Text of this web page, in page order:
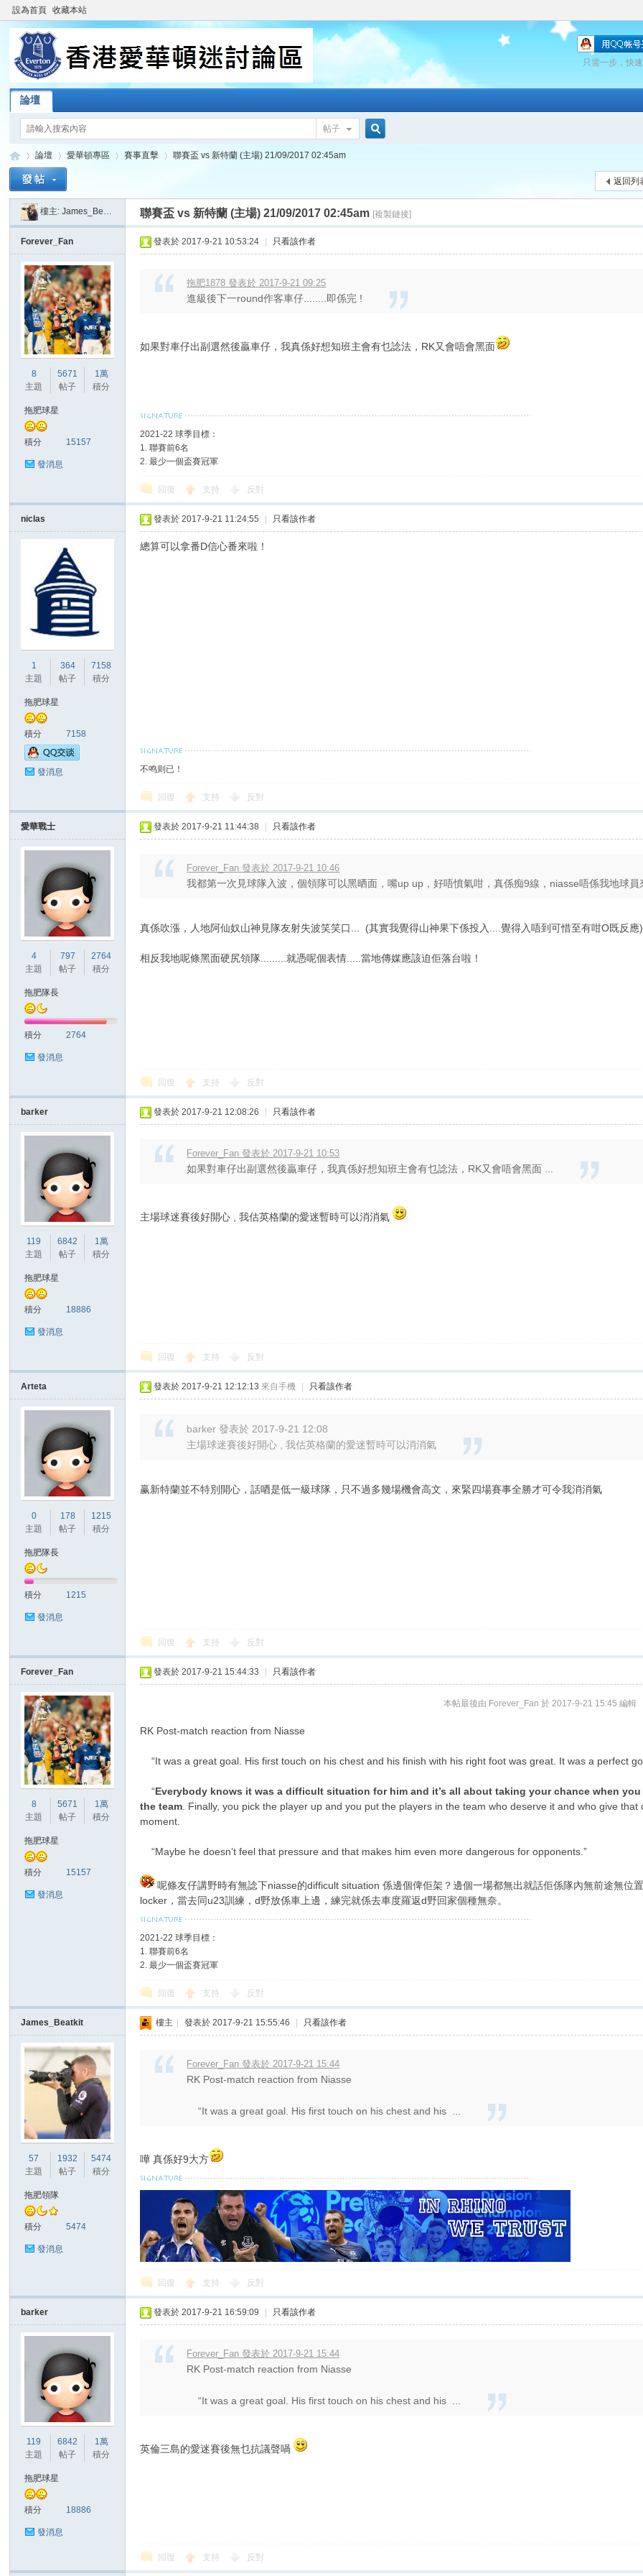
設為首頁 收藏本站
只需一步，快
論壇
帖子
索
愛
»
論壇
›
愛華頓專區
›
賽事直擊
›
聯賽盃 vs 新特蘭 (主場) 21/09/2017 02:45am
返回列
樓主:James_Beatkit 聯賽盃 vs 新特蘭 (主場) 21/09/2017 02:45am [複製鏈接]
Forever_Fan
8
主題
5671
帖子
1萬
積分
拖肥球星
積分 15157
發消息
發表於 2017-9-21 10:53:24 只看該作者
拖肥1878 發表於 2017-9-21 09:25
進級後下一round作客車仔........即係完 !
如果對車仔出副選然後贏車仔，我真係好想知班主會有乜諗法，RK又會唔會黑面
2021-22 球季目標：
1. 聯賽前6名
2. 最少一個盃賽冠軍
回復 支持 反對
niclas
1
主題
364
帖子
7158
積分
拖肥球星
積分 7158
發消息
發表於 2017-9-21 11:24:55 只看該作者
總算可以拿番D信心番來啦！
不鸣则已！
回復 支持 反對
愛華戰士
4
主題
797
帖子
2764
積分
拖肥隊長
積分 2764
發消息
發表於 2017-9-21 11:44:38 只看該作者
Forever_Fan 發表於 2017-9-21 10:46
我都第一次見球隊入波，個領隊可以黑晒面，嘴up up，好唔憤氣咁，真係痴9線，niasse唔係我地球員
真係吹漲，人地阿仙奴山神見隊友射失波笑笑口... (其實我覺得山神果下係投入....覺得入唔到可惜至有咁O既反
相反我地呢條黑面硬尻領隊.........就憑呢個表情.....當地傳媒應該迫佢落台啦！
回復 支持 反對
barker
119
主題
6842
帖子
1萬
積分
拖肥球星
積分 18886
發消息
發表於 2017-9-21 12:08:26 只看該作者
Forever_Fan 發表於 2017-9-21 10:53
如果對車仔出副選然後贏車仔，我真係好想知班主會有乜諗法，RK又會唔會黑面 ...
主場球迷賽後好開心 , 我估英格蘭的愛迷暫時可以消消氣
回復 支持 反對
Arteta
0
主題
178
帖子
1215
積分
拖肥隊長
積分 1215
發消息
發表於 2017-9-21 12:12:13 來自手機 只看該作者
barker 發表於 2017-9-21 12:08
主場球迷賽後好開心 , 我估英格蘭的愛迷暫時可以消消氣
赢新特蘭並不特別開心，話唒是低一級球隊，只不過多幾場機會高文，來緊四場賽事全勝才可令我消消氣
回復 支持 反對
Forever_Fan
8
主題
5671
帖子
1萬
積分
拖肥球星
積分 15157
發消息
發表於 2017-9-21 15:44:33 只看該作者
本帖最後由 Forever_Fan 於 2017-9-21 15:45 編輯
RK Post-match reaction from Niasse
“It was a great goal. His first touch on his chest and his finish with his right foot was great. It was a perfect
“Everybody knows it was a difficult situation for him and it’s all about taking your chance when
the team . Finally, you pick the player up and you put the players in the team who deserve it and who give
moment.
“Maybe he doesn’t feel that pressure and that makes him even more dangerous for opponents.”
呢條友仔講野時有無諗下niasse的difficult situation 係邊個俾佢架？邊個一場都無出就話佢係隊內無前途無位
locker，當去同u23訓練，d野放係車上邊，練完就係去車度羅返d野回家個種無奈。
2021-22 球季目標：
1. 聯賽前6名
2. 最少一個盃賽冠軍
回復 支持 反對
James_Beatkit
57
主題
1932
帖子
5474
積分
拖肥領隊
積分 5474
發消息
樓主 發表於 2017-9-21 15:55:46 只看該作者
Forever_Fan 發表於 2017-9-21 15:44
RK Post-match reaction from Niasse
“It was a great goal. His first touch on his chest and his ...
嘩 真係好9大方
回復 支持 反對
barker
119
主題
6842
帖子
1萬
積分
拖肥球星
積分 18886
發消息
發表於 2017-9-21 16:59:09 只看該作者
Forever_Fan 發表於 2017-9-21 15:44
RK Post-match reaction from Niasse
“It was a great goal. His first touch on his chest and his ...
英倫三島的愛迷賽後無乜抗議聲喎
回復 支持 反對